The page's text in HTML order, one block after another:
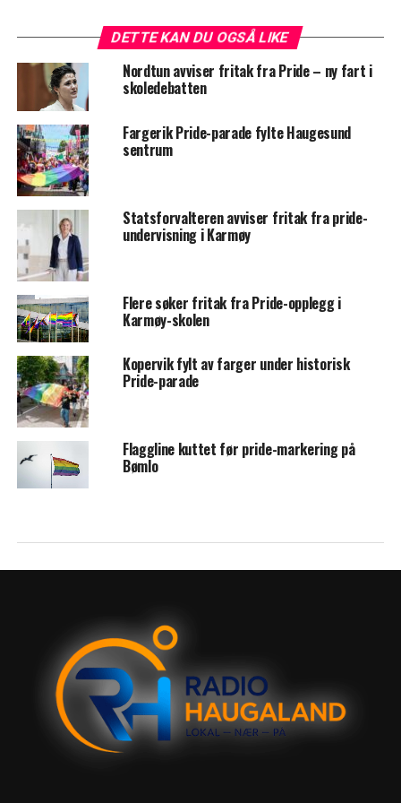
DETTE KAN DU OGSÅ LIKE
Nordtun avviser fritak fra Pride – ny fart i
skoledebatten
Fargerik Pride-parade fylte Haugesund
sentrum
Statsforvalteren avviser fritak fra pride-
undervisning i Karmøy
Flere søker fritak fra Pride-opplegg i
Karmøy-skolen
Kopervik fylt av farger under historisk
Pride-parade
Flaggline kuttet før pride-markering på
Bømlo